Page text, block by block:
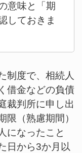
意味と「期
しておきま
制度で、相続人
借金などの負債
裁判所に申し出
限（熟慮期間）
になったこと
日から3か月以